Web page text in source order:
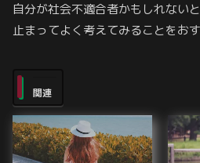
自分が社会不適合者かもしれない
止まってよく考えてみることをお
関連